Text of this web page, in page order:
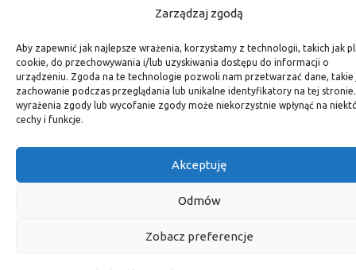
Zarządzaj zgodą
Aby zapewnić jak najlepsze wrażenia, korzystamy z technologii, takich jak
cookie, do przechowywania i/lub uzyskiwania dostępu do informacji o
urządzeniu. Zgoda na te technologie pozwoli nam przetwarzać dane, takie
zachowanie podczas przeglądania lub unikalne identyfikatory na tej
wyrażenia zgody lub wycofanie zgody może niekorzystnie wpłynąć na
cechy i funkcje.
Akceptuję
Odmów
Zobacz preferencje